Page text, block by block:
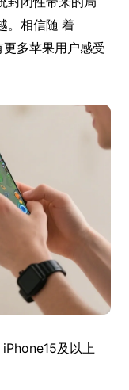
。相信随 着
多苹果用户感受
及以上